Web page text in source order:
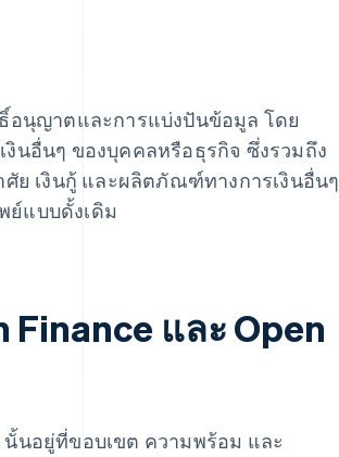
อนุญาตและการแบ่งปันข้อมูล โดย
นอื่นๆ ของบุคคลหรือธุรกิจ ซึ่งรวมถึง
ย เงินกู้ และผลิตภัณฑ์ทางการเงินอื่นๆ
ย์แบบดั้งเดิม
และ Open
นั้นอยู่ที่ขอบเขต ความพร้อม และ